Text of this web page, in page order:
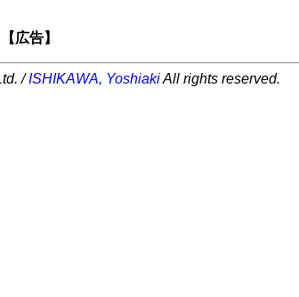
【広告】
/ISHIKAWA, YoshiakiAll rights reserved.